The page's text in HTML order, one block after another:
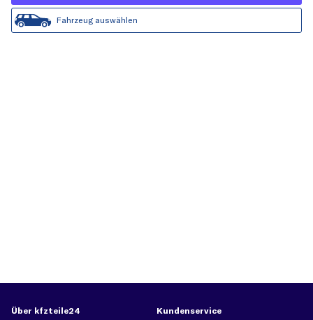
Fahrzeug auswählen
Über kfzteile24 Kundenservice